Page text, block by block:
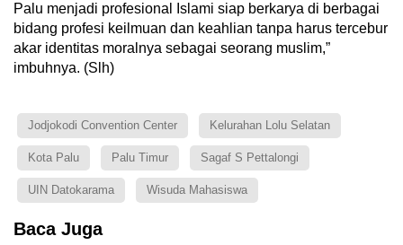
Palu menjadi profesional Islami siap berkarya di berbagai
bidang profesi keilmuan dan keahlian tanpa harus tercebur
akar identitas moralnya sebagai seorang muslim,”
imbuhnya. (Slh)
Jodjokodi Convention Center Kelurahan Lolu Selatan
Kota Palu Palu Timur Sagaf S Pettalongi
UIN Datokarama Wisuda Mahasiswa
Baca Juga